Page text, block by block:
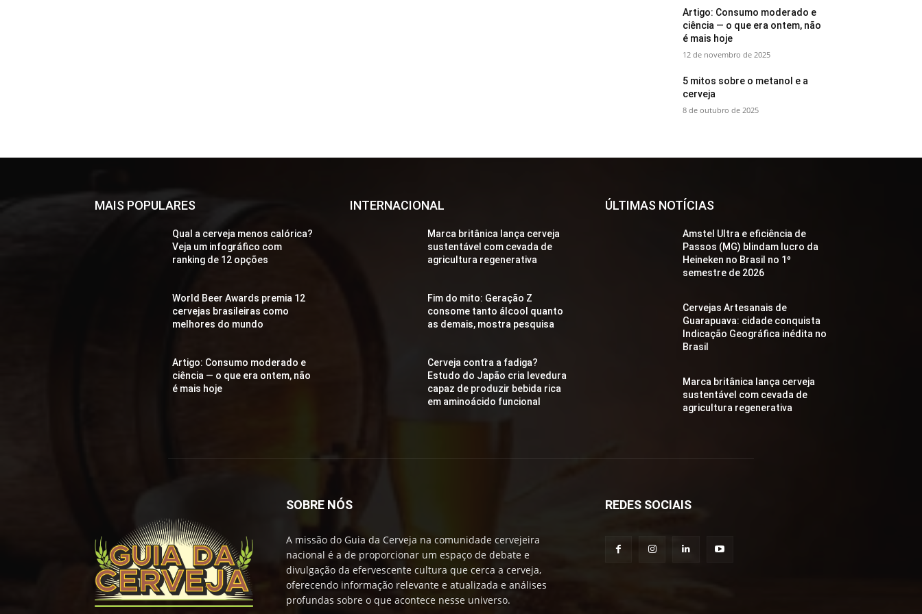
Artigo: Consumo moderado e
ciência — o que era ontem, não
é mais hoje
12 de novembro de 2025
5 mitos sobre o metanol e a
cerveja
8 de outubro de 2025
MAIS POPULARES
Qual a cerveja menos calórica?
Veja um infográfico com
ranking de 12 opções
World Beer Awards premia 12
cervejas brasileiras como
melhores do mundo
Artigo: Consumo moderado e
ciência — o que era ontem, não
é mais hoje
INTERNACIONAL
Marca britânica lança cerveja
sustentável com cevada de
agricultura regenerativa
Fim do mito: Geração Z
consome tanto álcool quanto
as demais, mostra pesquisa
Cerveja contra a fadiga?
Estudo do Japão cria levedura
capaz de produzir bebida rica
em aminoácido funcional
ÚLTIMAS NOTÍCIAS
Amstel Ultra e eficiência de
Passos (MG) blindam lucro da
Heineken no Brasil no 1º
semestre de 2026
Cervejas Artesanais de
Guarapuava: cidade conquista
Indicação Geográfica inédita no
Brasil
Marca britânica lança cerveja
sustentável com cevada de
agricultura regenerativa
SOBRE NÓS
A missão do Guia da Cerveja na comunidade cervejeira
nacional é a de proporcionar um espaço de debate e
divulgação da efervescente cultura que cerca a cerveja,
oferecendo informação relevante e atualizada e análises
profundas sobre o que acontece nesse universo.
REDES SOCIAIS